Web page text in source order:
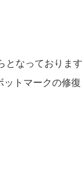
となっておりま
トマークの修